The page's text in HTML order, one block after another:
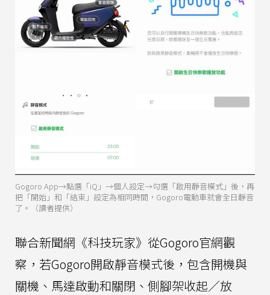
Gogoro App→點選「iQ」→個人設定→勾選「啟用靜音模式」後，再
把「開始」和「結束」設定為相同時間，Gogoro電動車就會全日靜音
了。（讀者提供）
聯合新聞網《科技玩家》從Gogoro官網觀
察，若Gogoro開啟靜音模式後，包含開機與
關機、馬達啟動和關閉、側腳架收起／放